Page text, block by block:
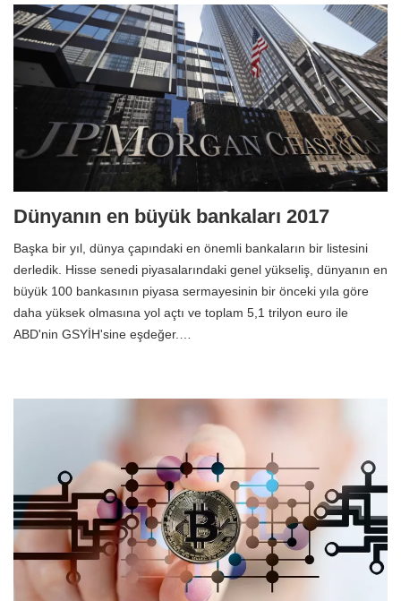
Dünyanın en büyük bankaları 2017
Başka bir yıl, dünya çapındaki en önemli bankaların bir listesini
derledik. Hisse senedi piyasalarındaki genel yükseliş, dünyanın en
büyük 100 bankasının piyasa sermayesinin bir önceki yıla göre
daha yüksek olmasına yol açtı ve toplam 5,1 trilyon euro ile
ABD'nin GSYİH'sine eşdeğer.…